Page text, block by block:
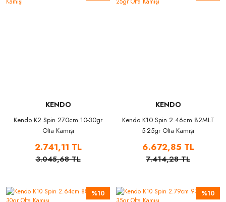
KENDO
Kendo K2 Spin 270cm 10-30gr
Olta Kamışı
2.741,11 TL
3.045,68 TL
KENDO
Kendo K10 Spin 2.46cm 82MLT
5-25gr Olta Kamışı
6.672,85 TL
7.414,28 TL
%10 %10